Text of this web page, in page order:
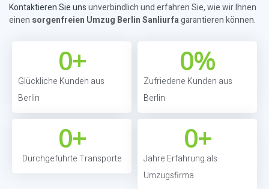
Kontaktieren Sie unsunverbindlich und erfahren Sie, wie wir Ihnen
einen sorgenfreien Umzug Berlin Sanliurfagarantieren können.
Glückliche Kunden aus
Berlin
0+
Zufriedene Kunden aus
Berlin
0%
Durchgeführte Transporte
0+
Jahre Erfahrung als
Umzugsfirma
0+